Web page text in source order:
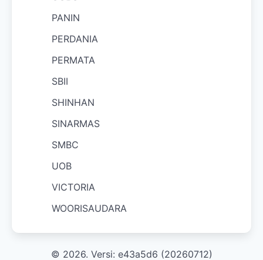
PANIN
PERDANIA
PERMATA
SBII
SHINHAN
SINARMAS
SMBC
UOB
VICTORIA
WOORISAUDARA
© 2026. Versi: e43a5d6 (20260712)